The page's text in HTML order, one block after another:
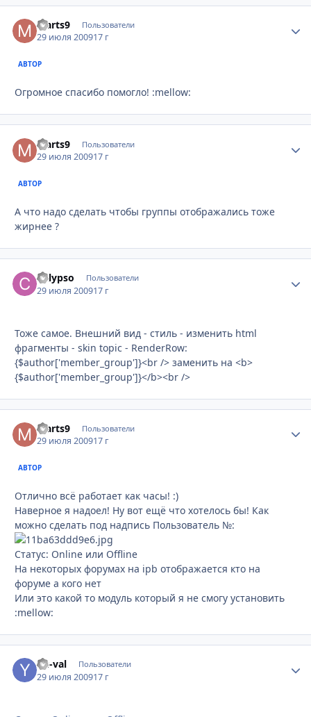
Marts9 Пользователи
29 июля 200917 г
АВТОР
Огромное спасибо помогло! :mellow:
Marts9 Пользователи
29 июля 200917 г
АВТОР
А что надо сделать чтобы группы отображались тоже
жирнее ?
Calypso Пользователи
29 июля 200917 г
Тоже самое. Внешний вид - стиль - изменить html
фрагменты - skin topic - RenderRow:
{$author['member_group']}<br /> заменить на <b>
{$author['member_group']}</b><br />
Marts9 Пользователи
29 июля 200917 г
АВТОР
Отлично всё работает как часы! :)
Наверное я надоел! Ну вот ещё что хотелось бы! Как
можно сделать под надпись Пользователь №:
Статус: Online или Offline
На некоторых форумах на ipb отображается кто на
форуме а кого нет
Или это какой то модуль который я не смогу установить
:mellow:
Yu-val Пользователи
29 июля 200917 г